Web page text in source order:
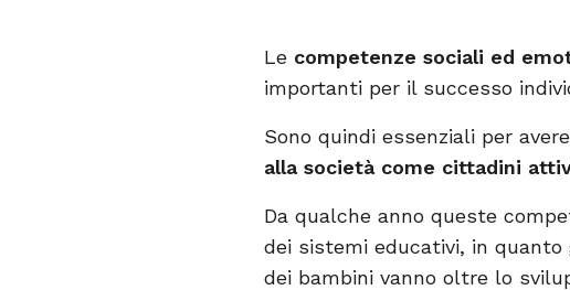
Le competenze sociali ed
importanti per il successo
Sono quindi essenziali per
alla società come cittadini
Da qualche anno queste
dei sistemi educativi, in
dei bambini vanno oltre lo